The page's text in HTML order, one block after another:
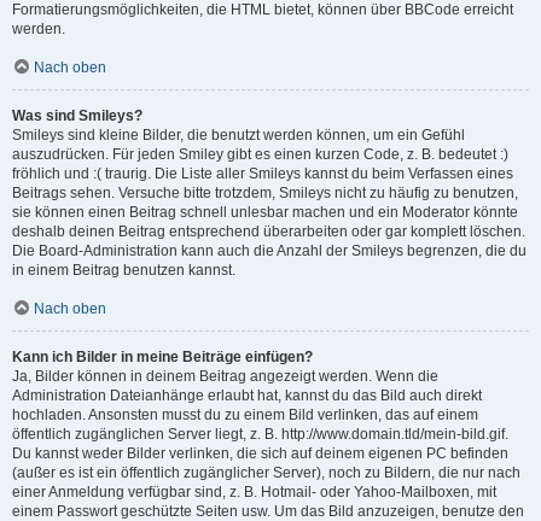
Formatierungsmöglichkeiten, die HTML bietet, können über BBCode erreicht
werden.
Nach oben
Was sind Smileys?
Smileys sind kleine Bilder, die benutzt werden können, um ein Gefühl
auszudrücken. Für jeden Smiley gibt es einen kurzen Code, z. B. bedeutet :)
fröhlich und :( traurig. Die Liste aller Smileys kannst du beim Verfassen eines
Beitrags sehen. Versuche bitte trotzdem, Smileys nicht zu häufig zu benutzen,
sie können einen Beitrag schnell unlesbar machen und ein Moderator könnte
deshalb deinen Beitrag entsprechend überarbeiten oder gar komplett löschen.
Die Board-Administration kann auch die Anzahl der Smileys begrenzen, die du
in einem Beitrag benutzen kannst.
Nach oben
Kann ich Bilder in meine Beiträge einfügen?
Ja, Bilder können in deinem Beitrag angezeigt werden. Wenn die
Administration Dateianhänge erlaubt hat, kannst du das Bild auch direkt
hochladen. Ansonsten musst du zu einem Bild verlinken, das auf einem
öffentlich zugänglichen Server liegt, z. B. http://www.domain.tld/mein-bild.gif.
Du kannst weder Bilder verlinken, die sich auf deinem eigenen PC befinden
(außer es ist ein öffentlich zugänglicher Server), noch zu Bildern, die nur nach
einer Anmeldung verfügbar sind, z. B. Hotmail- oder Yahoo-Mailboxen, mit
einem Passwort geschützte Seiten usw. Um das Bild anzuzeigen, benutze den